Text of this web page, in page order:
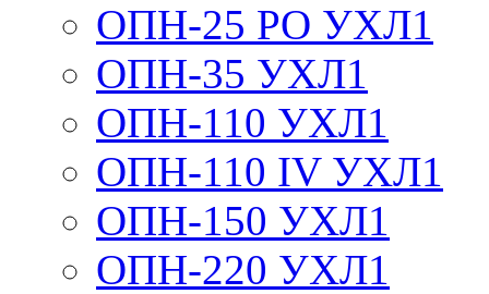
ОПН-25 РО УХЛ1
ОПН-35 УХЛ1
ОПН-110 УХЛ1
ОПН-110 IV УХЛ1
ОПН-150 УХЛ1
ОПН-220 УХЛ1